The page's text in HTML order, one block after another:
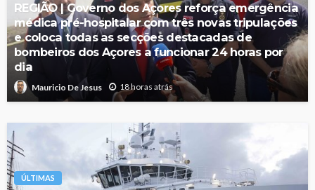
REGIÃO | Governo dos Açores reforça emergência
médica pré-hospitalar com três novas tripulações
e coloca todas as secções destacadas de
bombeiros dos Açores a funcionar 24 horas por
dia
Mauricio De Jesus 18 horas atrás
ÚLTIMAS